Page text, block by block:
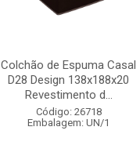
Colchão de Espuma Casal
D28 Design 138x188x20
Revestimento d...
Código: 26718
Embalagem: UN/1